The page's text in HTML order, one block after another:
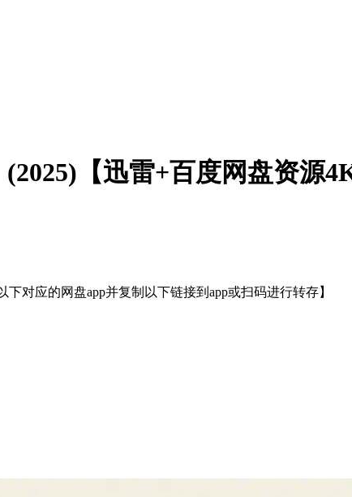
【迅雷+百度网盘资源
对应的网盘app并复制以下链接到app或扫码进行转存】